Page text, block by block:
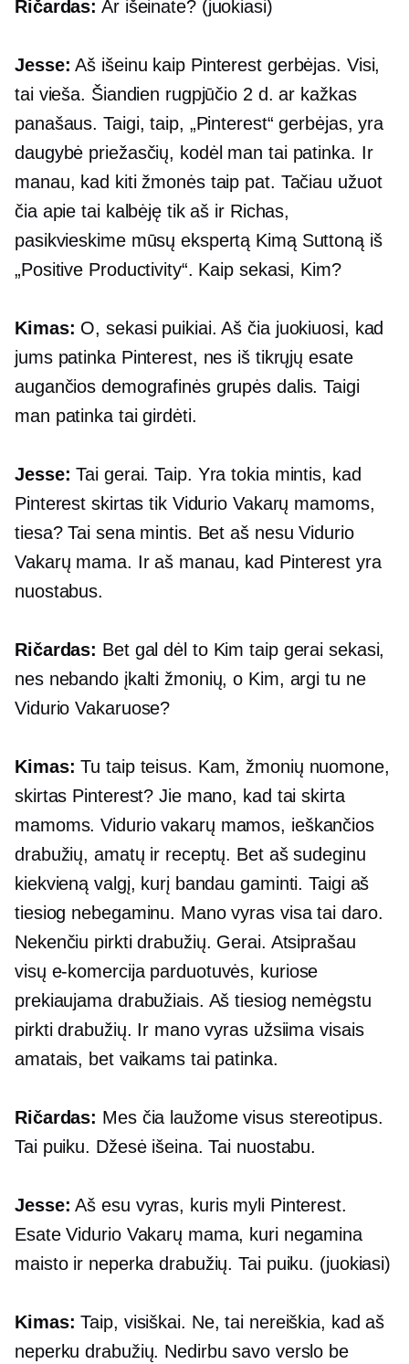
Ričardas: Ar išeinate? (juokiasi)
Jesse: Aš išeinu kaip Pinterest gerbėjas. Visi,
tai vieša. Šiandien rugpjūčio 2 d. ar kažkas
panašaus. Taigi, taip, „Pinterest“ gerbėjas, yra
daugybė priežasčių, kodėl man tai patinka. Ir
manau, kad kiti žmonės taip pat. Tačiau užuot
čia apie tai kalbėję tik aš ir Richas,
pasikvieskime mūsų ekspertą Kimą Suttoną iš
„Positive Productivity“. Kaip sekasi, Kim?
Kimas: O, sekasi puikiai. Aš čia juokiuosi, kad
jums patinka Pinterest, nes iš tikrųjų esate
augančios demografinės grupės dalis. Taigi
man patinka tai girdėti.
Jesse: Tai gerai. Taip. Yra tokia mintis, kad
Pinterest skirtas tik Vidurio Vakarų mamoms,
tiesa? Tai sena mintis. Bet aš nesu Vidurio
Vakarų mama. Ir aš manau, kad Pinterest yra
nuostabus.
Ričardas: Bet gal dėl to Kim taip gerai sekasi,
nes nebando įkalti žmonių, o Kim, argi tu ne
Vidurio Vakaruose?
Kimas: Tu taip teisus. Kam, žmonių nuomone,
skirtas Pinterest? Jie mano, kad tai skirta
mamoms. Vidurio vakarų mamos, ieškančios
drabužių, amatų ir receptų. Bet aš sudeginu
kiekvieną valgį, kurį bandau gaminti. Taigi aš
tiesiog nebegaminu. Mano vyras visa tai daro.
Nekenčiu pirkti drabužių. Gerai. Atsiprašau
visų e-komercijaparduotuvės, kuriose
prekiaujama drabužiais. Aš tiesiog nemėgstu
pirkti drabužių. Ir mano vyras užsiima visais
amatais, bet vaikams tai patinka.
Ričardas: Mes čia laužome visus stereotipus.
Tai puiku. Džesė išeina. Tai nuostabu.
Jesse: Aš esu vyras, kuris myli Pinterest.
Esate Vidurio Vakarų mama, kuri negamina
maisto ir neperka drabužių. Tai puiku. (juokiasi)
Kimas: Taip, visiškai. Ne, tai nereiškia, kad aš
neperku drabužių. Nedirbu savo verslo be